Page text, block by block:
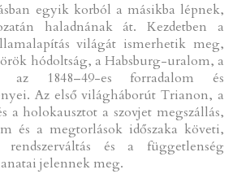
egyik korból a másikba lépnek,
haladnának át. Kezdetben a
világát ismerhetik meg,
hódoltság, a Habsburg-uralom, a
az 1848–49-es forradalom és
Az első világháborút Trianon, a
a holokausztot a szovjet megszállás,
és a megtorlások időszaka követi,
és a függetlenség
jelennek meg.